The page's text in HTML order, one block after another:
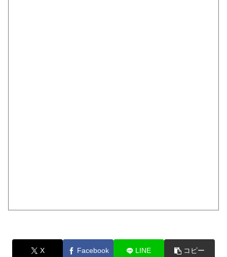
X Facebook LINE コピー